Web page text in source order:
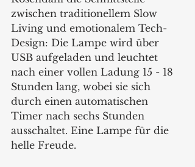
zwischen traditionellem Slow
Living und emotionalem Tech-
Design: Die Lampe wird über
USB aufgeladen und leuchtet
nach einer vollen Ladung 15 - 18
Stunden lang, wobei sie sich
durch einen automatischen
Timer nach sechs Stunden
ausschaltet. Eine Lampe für die
helle Freude.